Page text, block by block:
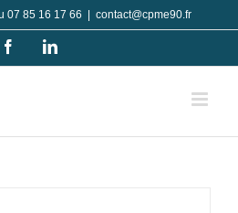
07 85 16 17 66 contact@cpme90.fr
FacebookLinkedIn